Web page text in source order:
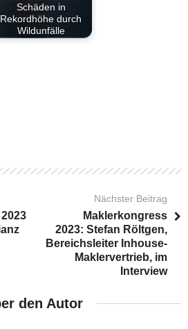
Schäden in
Rekordhöhe durch
Wildunfälle
Nächster Beitrag
Maklerkongress
2023: Stefan Röltgen,
Bereichsleiter Inhouse-
Maklervertrieb, im
Interview
den Autor